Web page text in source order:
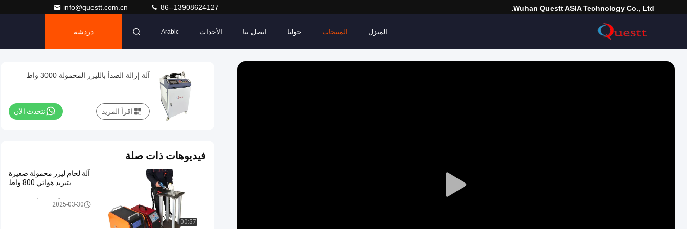
Wuhan Questt ASIA Technology Co., Ltd.
info@questt.com.cn 86--13908624127
المنزل المنتجات حولنا اتصل بنا الأحداث Arabic دردشة
Play
آلة إزالة الصدأ بالليزر المحمولة 3000 واط
نتحدث الآن اقرأ المزيد
فيديوهات ذات صلة
00:57
آلة لحام ليزر محمولة صغيرة
بتبريد هوائي 800 واط
آلة لحام ألياف الليزر2025-03-30